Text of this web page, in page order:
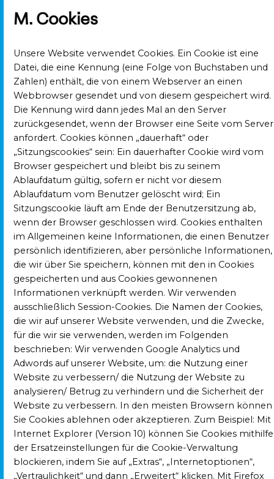
M. Cookies
Unsere Website verwendet Cookies. Ein Cookie ist eine
Datei, die eine Kennung (eine Folge von Buchstaben und
Zahlen) enthält, die von einem Webserver an einen
Webbrowser gesendet und von diesem gespeichert wird.
Die Kennung wird dann jedes Mal an den Server
zurückgesendet, wenn der Browser eine Seite vom Server
anfordert. Cookies können „dauerhaft“ oder
„Sitzungscookies“ sein: Ein dauerhafter Cookie wird vom
Browser gespeichert und bleibt bis zu seinem
Ablaufdatum gültig, sofern er nicht vor diesem
Ablaufdatum vom Benutzer gelöscht wird; Ein
Sitzungscookie läuft am Ende der Benutzersitzung ab,
wenn der Browser geschlossen wird. Cookies enthalten
im Allgemeinen keine Informationen, die einen Benutzer
persönlich identifizieren, aber persönliche Informationen,
die wir über Sie speichern, können mit den in Cookies
gespeicherten und aus Cookies gewonnenen
Informationen verknüpft werden. Wir verwenden
ausschließlich Session-Cookies. Die Namen der Cookies,
die wir auf unserer Website verwenden, und die Zwecke,
für die wir sie verwenden, werden im Folgenden
beschrieben: Wir verwenden Google Analytics und
Adwords auf unserer Website, um: die Nutzung einer
Website zu verbessern/ die Nutzung der Website zu
analysieren/ Betrug zu verhindern und die Sicherheit der
Website zu verbessern. In den meisten Browsern können
Sie Cookies ablehnen oder akzeptieren. Zum Beispiel: Mit
Internet Explorer (Version 10) können Sie Cookies mithilfe
der Ersatzeinstellungen für die Cookie-Verwaltung
blockieren, indem Sie auf „Extras“, „Internetoptionen“,
„Vertraulichkeit“ und dann „Erweitert“ klicken. Mit Firefox